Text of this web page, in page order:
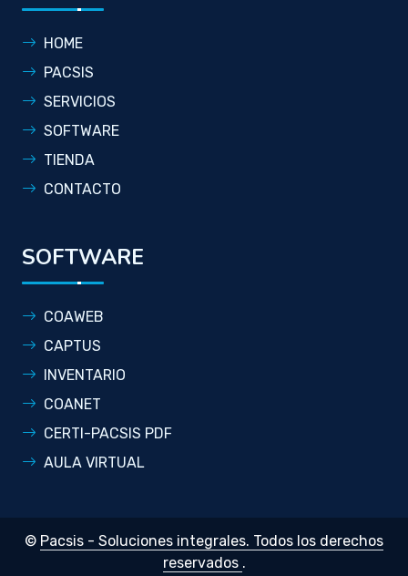
HOME
PACSIS
SERVICIOS
SOFTWARE
TIENDA
CONTACTO
SOFTWARE
COAWEB
CAPTUS
INVENTARIO
COANET
CERTI-PACSIS PDF
AULA VIRTUAL
© Pacsis - Soluciones integrales. Todos los derechos
reservados .